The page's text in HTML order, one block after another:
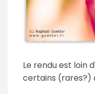
Le rendu est loin
certains (rares?)